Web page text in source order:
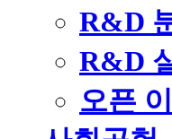
R&D
R&D
오픈